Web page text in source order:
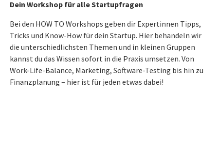
Dein Workshop für alle Startupfragen
Bei den HOW TO Workshops geben dir Expertinnen Tipps,
Tricks und Know-How für dein Startup. Hier behandeln wir
die unterschiedlichsten Themen und in kleinen Gruppen
kannst du das Wissen sofort in die Praxis umsetzen. Von
Work-Life-Balance, Marketing, Software-Testing bis hin zu
Finanzplanung – hier ist für jeden etwas dabei!